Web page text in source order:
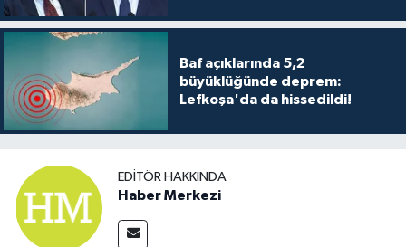
Baf açıklarında 5,2
büyüklüğünde deprem:
Lefkoşa'da da hissedildi!
EDITÖR HAKKINDA
Haber Merkezi